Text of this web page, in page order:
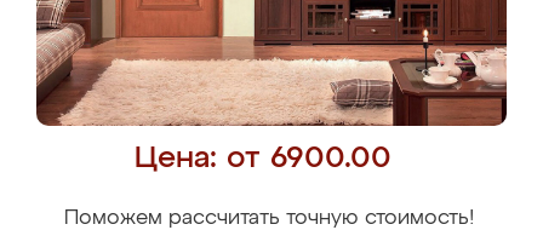
Цена: от 6900.00
Поможем рассчитать точную стоимость!